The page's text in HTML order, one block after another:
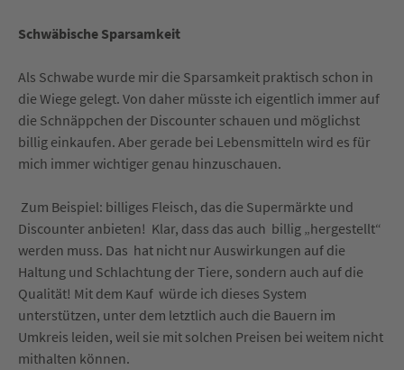
Schwäbische Sparsamkeit
Als Schwabe wurde mir die Sparsamkeit praktisch schon in
die Wiege gelegt. Von daher müsste ich eigentlich immer auf
die Schnäppchen der Discounter schauen und möglichst
billig einkaufen. Aber gerade bei Lebensmitteln wird es für
mich immer wichtiger genau hinzuschauen.
Zum Beispiel: billiges Fleisch, das die Supermärkte und
Discounter anbieten! Klar, dass das auch billig „hergestellt“
werden muss. Das hat nicht nur Auswirkungen auf die
Haltung und Schlachtung der Tiere, sondern auch auf die
Qualität! Mit dem Kauf würde ich dieses System
unterstützen, unter dem letztlich auch die Bauern im
Umkreis leiden, weil sie mit solchen Preisen bei weitem nicht
mithalten können.